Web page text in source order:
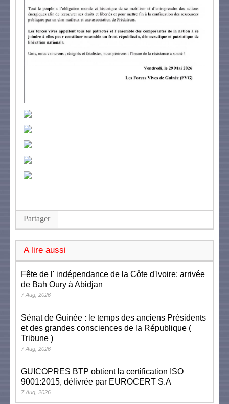
Partager
A lire aussi
Fête de l' indépendance de la Côte d'Ivoire: arrivée
de Bah Oury à Abidjan
7 Aug, 2026
Sénat de Guinée : le temps des anciens Présidents
et des grandes consciences de la République (
Tribune )
7 Aug, 2026
GUICOPRES BTP obtient la certification ISO
9001:2015, délivrée par EUROCERT S.A
7 Aug, 2026